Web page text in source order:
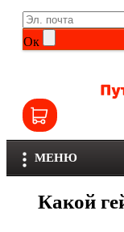
Ок
МЕНЮ
Общие комплексы
Витамины группы B
Витамины для детей
Железо
Life Extension
NOW
Olimp
Optimum Nutrition
OrzaxКакой